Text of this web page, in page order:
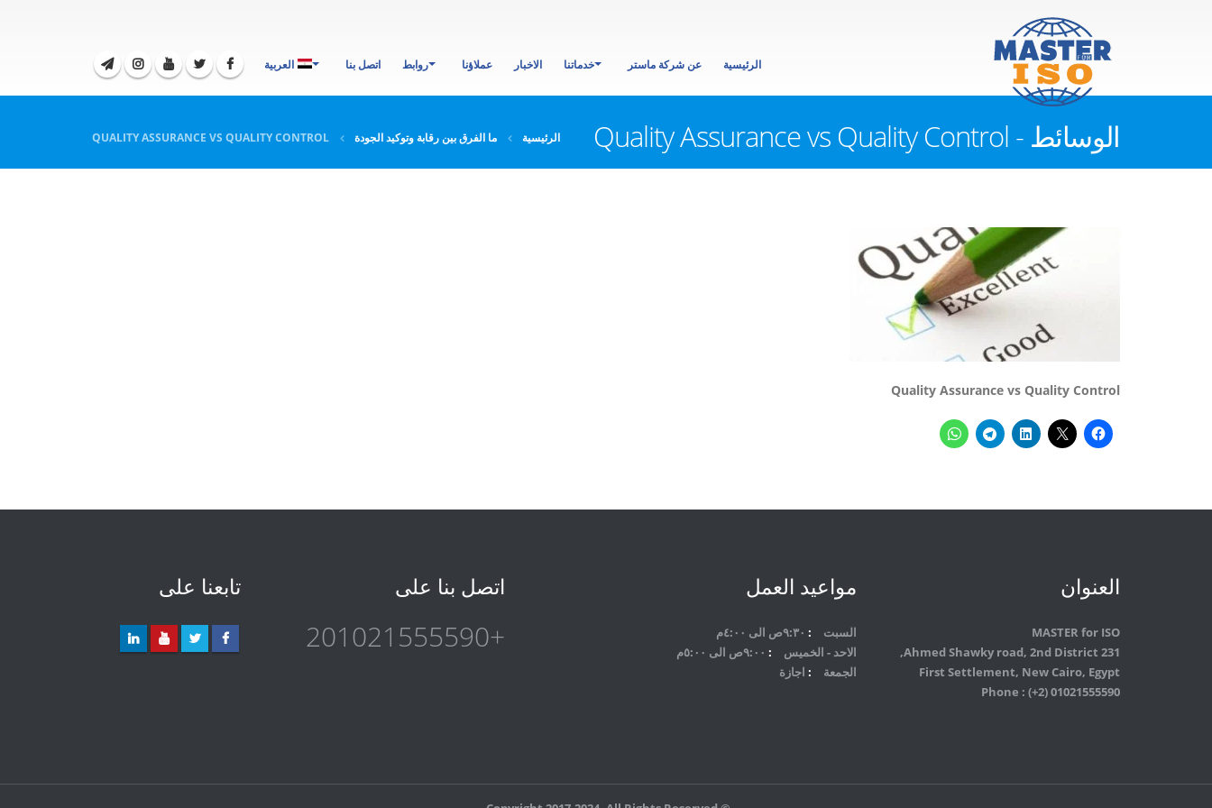
الرئيسية عن شركة ماستر خدماتنا الاخبار عملاؤنا روابط اتصل بنا العربية
الوسائط - Quality Assurance vs Quality Control الرئيسية ما الفرق بين رقابة وتوكيد الجودة QUALITY ASSURANCE VS QUALITY CONTROL
Quality Assurance vs Quality Control
العنوان
MASTER for ISO
231 Ahmed Shawky road, 2nd District,
First Settlement, New Cairo, Egypt
Phone : (+2) 01021555590
مواعيد العمل
السبت
الاحد - الخميس
الجمعة
اجازة
اتصل بنا على
+201021555590
تابعنا على